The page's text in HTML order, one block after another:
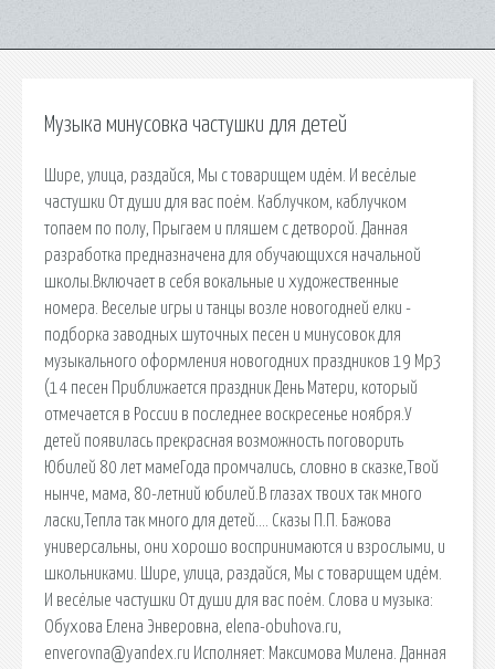
Музыка минусовка частушки для детей
Шире, улица, раздайся, Мы с товарищем идём. И весёлые
частушки От души для вас поём. Каблучком, каблучком
топаем по полу, Прыгаем и пляшем с детворой. Данная
разработка предназначена для обучающихся начальной
школы.Включает в себя вокальные и художественные
номера. Веселые игры и танцы возле новогодней елки -
подборка заводных шуточных песен и минусовок для
музыкального оформления новогодних праздников 19 Mp3
(14 песен Приближается праздник День Матери, который
отмечается в России в последнее воскресенье ноября.У
детей появилась прекрасная возможность поговорить
Юбилей 80 лет мамеГода промчались, словно в сказке,Твой
нынче, мама, 80-летний юбилей.В глазах твоих так много
ласки,Тепла так много для детей…. Сказы П.П. Бажова
универсальны, они хорошо воспринимаются и взрослыми, и
школьниками. Шире, улица, раздайся, Мы с товарищем идём.
И весёлые частушки От души для вас поём. Слова и музыка:
Обухова Елена Энверовна, elena-obuhova.ru,
enverovna@yandex.ru Исполняет: Максимова Милена. Данная